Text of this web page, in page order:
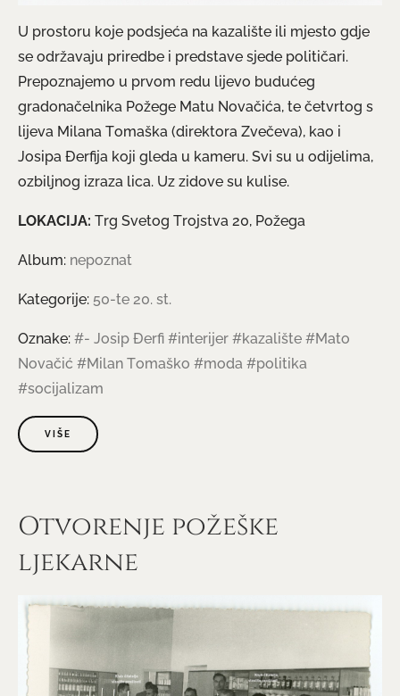
U prostoru koje podsjeća na kazalište ili mjesto gdje
se održavaju priredbe i predstave sjede političari.
Prepoznajemo u prvom redu lijevo budućeg
gradonačelnika Požege Matu Novačića, te četvrtog s
lijeva Milana Tomaška (direktora Zvečeva), kao i
Josipa Đerfija koji gleda u kameru. Svi su u odijelima,
ozbiljnog izraza lica. Uz zidove su kulise.
LOKACIJA: Trg Svetog Trojstva 20, Požega
Album: nepoznat
Kategorije: 50-te 20. st.
Oznake: #- Josip Đerfi #interijer #kazalište #Mato
Novačić #Milan Tomaško #moda #politika
#socijalizam
VIŠE
Otvorenje požeške
ljekarne